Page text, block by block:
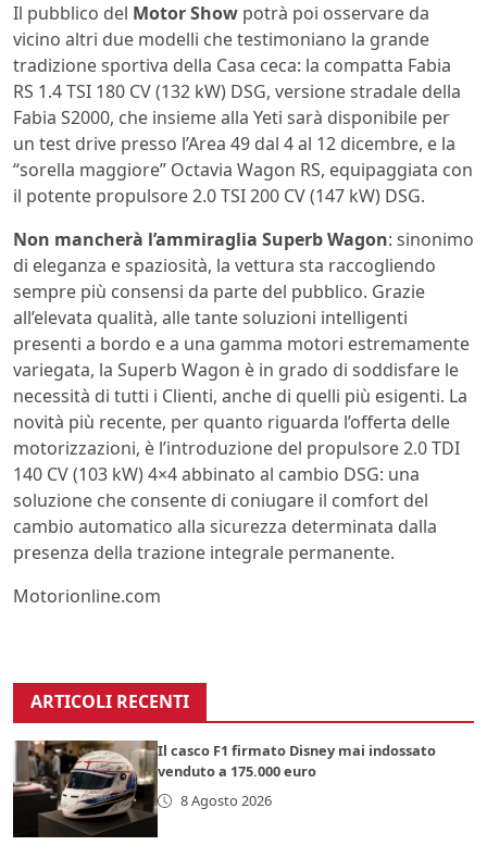
Il pubblico del Motor Show potrà poi osservare da
vicino altri due modelli che testimoniano la grande
tradizione sportiva della Casa ceca: la compatta Fabia
RS 1.4 TSI 180 CV (132 kW) DSG, versione stradale della
Fabia S2000, che insieme alla Yeti sarà disponibile per
un test drive presso l’Area 49 dal 4 al 12 dicembre, e la
“sorella maggiore” Octavia Wagon RS, equipaggiata con
il potente propulsore 2.0 TSI 200 CV (147 kW) DSG.
Non mancherà l’ammiraglia Superb Wagon: sinonimo
di eleganza e spaziosità, la vettura sta raccogliendo
sempre più consensi da parte del pubblico. Grazie
all’elevata qualità, alle tante soluzioni intelligenti
presenti a bordo e a una gamma motori estremamente
variegata, la Superb Wagon è in grado di soddisfare le
necessità di tutti i Clienti, anche di quelli più esigenti. La
novità più recente, per quanto riguarda l’offerta delle
motorizzazioni, è l’introduzione del propulsore 2.0 TDI
140 CV (103 kW) 4×4 abbinato al cambio DSG: una
soluzione che consente di coniugare il comfort del
cambio automatico alla sicurezza determinata dalla
presenza della trazione integrale permanente.
Motorionline.com
ARTICOLI RECENTI
Il casco F1 firmato Disney mai indossato
venduto a 175.000 euro
8 Agosto 2026